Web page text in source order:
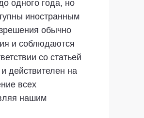
одного года, но
иностранным
обычно
и соблюдаются
со статьей
действителен на
всех
нашим